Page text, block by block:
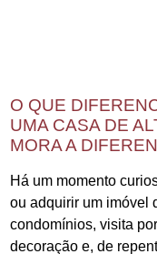
O QUE
UMA CASA DE
MORA A
Há um momento
ou adquirir um imóvel
condomínios, visita
decoração e, de